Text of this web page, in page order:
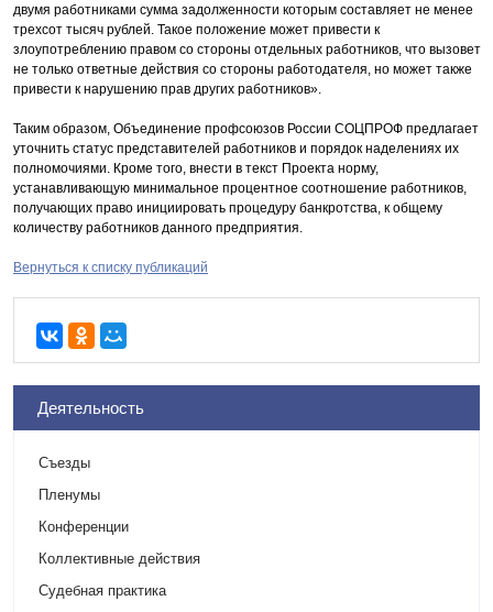
двумя работниками сумма задолженности которым составляет не менее
трехсот тысяч рублей. Такое положение может привести к
злоупотреблению правом со стороны отдельных работников, что вызовет
не только ответные действия со стороны работодателя, но может также
привести к нарушению прав других работников».
Таким образом, Объединение профсоюзов России СОЦПРОФ предлагает
уточнить статус представителей работников и порядок наделениях их
полномочиями. Кроме того, внести в текст Проекта норму,
устанавливающую минимальное процентное соотношение работников,
получающих право инициировать процедуру банкротства, к общему
количеству работников данного предприятия.
Вернуться к списку публикаций
Деятельность
Съезды
Пленумы
Конференции
Коллективные действия
Судебная практика